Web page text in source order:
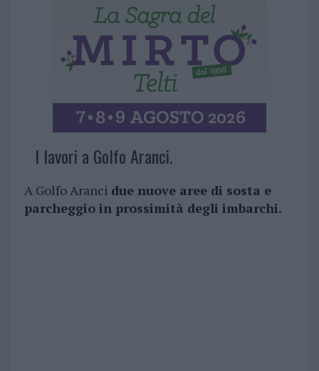
I lavori a Golfo Aranci.
A Golfo Aranci due nuove aree di sosta e
parcheggio in prossimità degli imbarchi.